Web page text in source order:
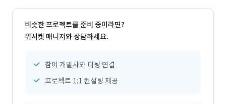
비슷한 프로젝트를 준비 중이라면?
위시켓 매니저와 상담하세요.
참여 개발사와 미팅 연결
프로젝트 1:1 컨설팅 제공